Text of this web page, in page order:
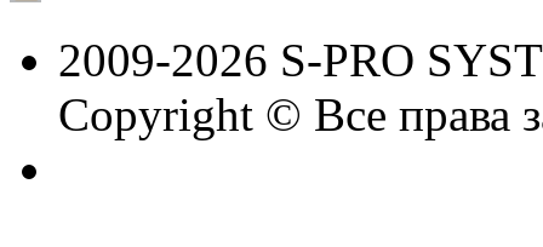
2009-2026 S-PRO
Copyright © Все права